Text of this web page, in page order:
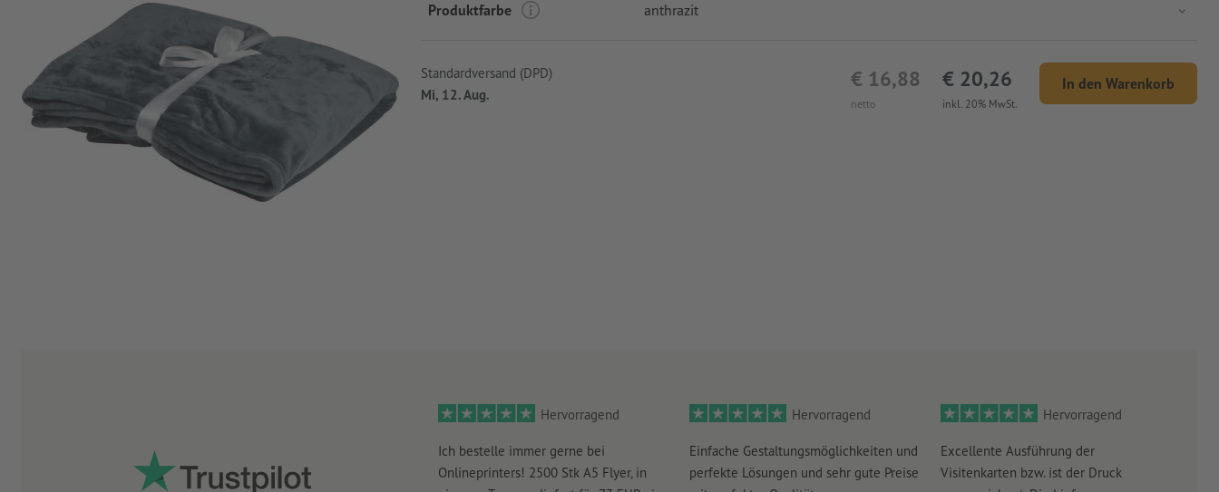
Produktfarbe anthrazit
netto
€ 16,88
inkl. 20% MwSt.
€ 20,26 In den Warenkorb
Standardversand (DPD)
Mi, 12. Aug.
Hervorragend
Ich bestelle immer gerne bei
Onlineprinters! 2500 Stk A5 Flyer, in
Hervorragend
Einfache Gestaltungsmöglichkeiten und
perfekte Lösungen und sehr gute Preise
Hervorragend
Excellente Ausführung der
Visitenkarten bzw. ist der Druck